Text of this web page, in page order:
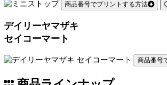
商品番号でプリントする方法
デイリーヤマザキ
セイコーマート
商品番号